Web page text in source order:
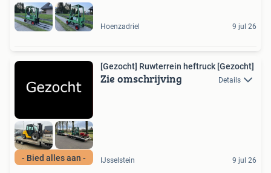
Hoenzadriel 9 jul 26
- Bied alles aan -
[Gezocht] Ruwterrein heftruck [Gezocht]
Zie omschrijving Details
IJsselstein 9 jul 26